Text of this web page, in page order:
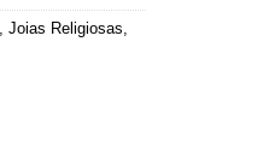
Joias Religiosas